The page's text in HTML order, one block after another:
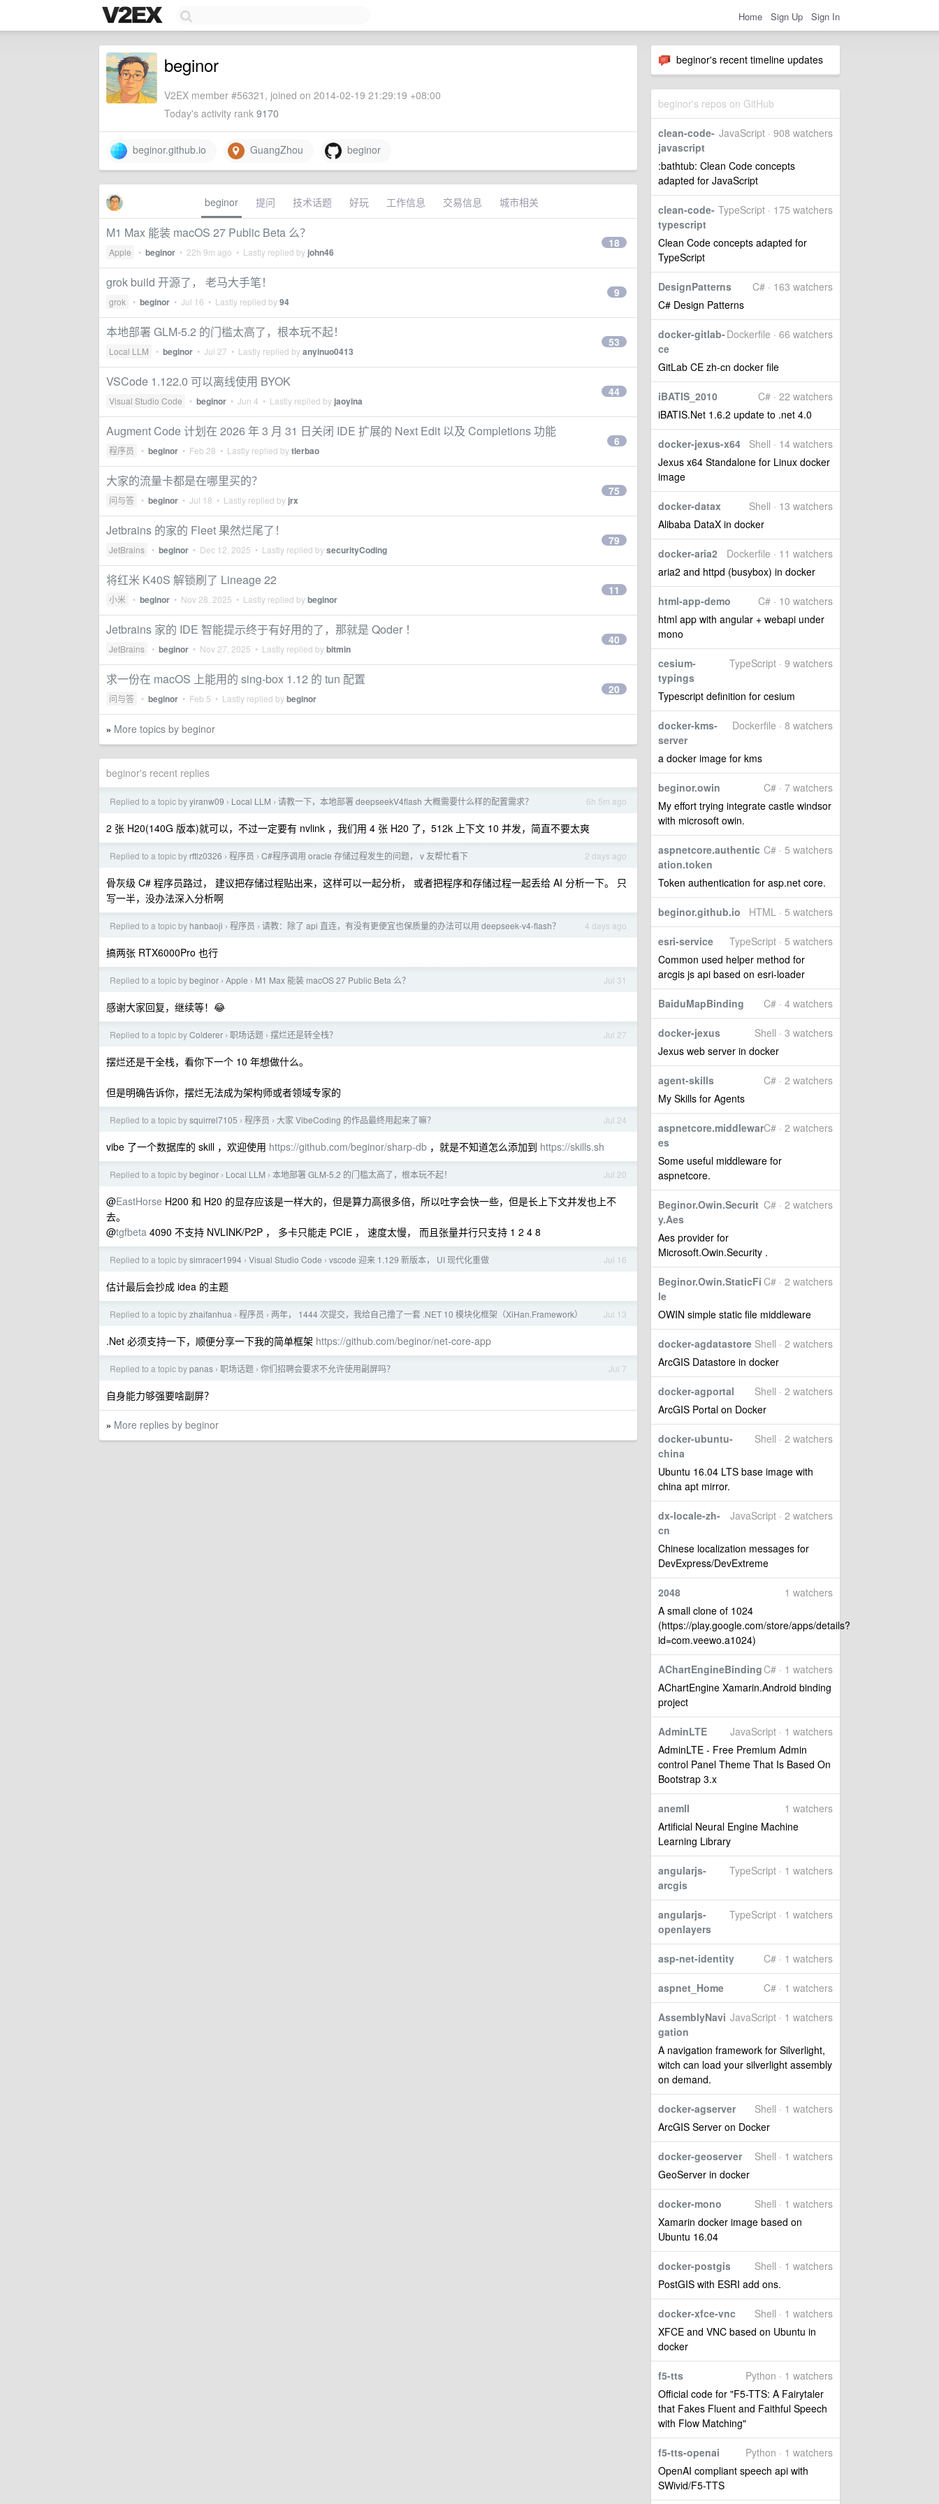
Home Sign Up Sign In
beginor's recent timeline updates
beginor's repos on GitHub
JavaScript · 908 watchers
clean-code-
javascript
:bathtub: Clean Code concepts
adapted for JavaScript
TypeScript · 175 watchers
clean-code-
typescript
Clean Code concepts adapted for
TypeScript
C# · 163 watchers
DesignPatterns
C# Design Patterns
Dockerfile · 66 watchers
docker-gitlab-
ce
GitLab CE zh-cn docker file
C# · 22 watchers
iBATIS_2010
iBATIS.Net 1.6.2 update to .net 4.0
Shell · 14 watchers
docker-jexus-x64
Jexus x64 Standalone for Linux docker
image
Shell · 13 watchers
docker-datax
Alibaba DataX in docker
Dockerfile · 11 watchers
docker-aria2
aria2 and httpd (busybox) in docker
C# · 10 watchers
html-app-demo
html app with angular + webapi under
mono
TypeScript · 9 watchers
cesium-
typings
Typescript definition for cesium
Dockerfile · 8 watchers
docker-kms-
server
a docker image for kms
C# · 7 watchers
beginor.owin
My effort trying integrate castle windsor
with microsoft owin.
C# · 5 watchers
aspnetcore.authentic
ation.token
Token authentication for asp.net core.
HTML · 5 watchers
beginor.github.io
TypeScript · 5 watchers
esri-service
Common used helper method for
arcgis js api based on esri-loader
C# · 4 watchers
BaiduMapBinding
Shell · 3 watchers
docker-jexus
Jexus web server in docker
C# · 2 watchers
agent-skills
My Skills for Agents
C# · 2 watchers
aspnetcore.middlewar
es
Some useful middleware for
aspnetcore.
C# · 2 watchers
Beginor.Owin.Securit
y.Aes
Aes provider for
Microsoft.Owin.Security .
C# · 2 watchers
Beginor.Owin.StaticFi
le
OWIN simple static file middleware
Shell · 2 watchers
docker-agdatastore
ArcGIS Datastore in docker
Shell · 2 watchers
docker-agportal
ArcGIS Portal on Docker
Shell · 2 watchers
docker-ubuntu-
china
Ubuntu 16.04 LTS base image with
china apt mirror.
JavaScript · 2 watchers
dx-locale-zh-
cn
Chinese localization messages for
DevExpress/DevExtreme
1 watchers
2048
A small clone of 1024
(https://play.google.com/store/apps/details?
id=com.veewo.a1024)
C# · 1 watchers
AChartEngineBinding
AChartEngine Xamarin.Android binding
project
JavaScript · 1 watchers
AdminLTE
AdminLTE - Free Premium Admin
control Panel Theme That Is Based On
Bootstrap 3.x
1 watchers
anemll
Artificial Neural Engine Machine
Learning Library
TypeScript · 1 watchers
angularjs-
arcgis
TypeScript · 1 watchers
angularjs-
openlayers
C# · 1 watchers
asp-net-identity
C# · 1 watchers
aspnet_Home
JavaScript · 1 watchers
AssemblyNavi
gation
A navigation framework for Silverlight,
witch can load your silverlight assembly
on demand.
Shell · 1 watchers
docker-agserver
ArcGIS Server on Docker
Shell · 1 watchers
docker-geoserver
GeoServer in docker
Shell · 1 watchers
docker-mono
Xamarin docker image based on
Ubuntu 16.04
Shell · 1 watchers
docker-postgis
PostGIS with ESRI add ons.
Shell · 1 watchers
docker-xfce-vnc
XFCE and VNC based on Ubuntu in
docker
Python · 1 watchers
f5-tts
Official code for "F5-TTS: A Fairytaler
that Fakes Fluent and Faithful Speech
with Flow Matching"
Python · 1 watchers
f5-tts-openai
OpenAI compliant speech api with
SWivid/F5-TTS
beginor
V2EX member #56321, joined on 2014-02-19 21:29:19 +08:00
Today's activity rank 9170
beginor.github.io GuangZhou beginor
beginor 提问 技术话题 好玩 工作信息 交易信息 城市相关
M1 Max 能装 macOS 27 Public Beta 么？
Apple • beginor • 22h 9m ago • Lastly replied by john46
18
grok build 开源了， 老马大手笔！
grok • beginor • Jul 16 • Lastly replied by94
9
本地部署 GLM-5.2 的门槛太高了，根本玩不起！
Local LLM • beginor • Jul 27 • Lastly replied byanyinuo0413
53
VSCode 1.122.0 可以离线使用 BYOK
Visual Studio Code • beginor • Jun 4 • Lastly replied by jaoyina
44
Augment Code 计划在 2026 年 3 月 31 日关闭 IDE 扩展的 Next Edit 以及 Completions 功能
程序员 • beginor • Feb 28 • Lastly replied bytlerbao
6
大家的流量卡都是在哪里买的？
问与答 • beginor • Jul 18 • Lastly replied by jrx
75
Jetbrains 的家的 Fleet 果然烂尾了！
JetBrains • beginor • Dec 12, 2025 • Lastly replied bysecurityCoding
79
将红米 K40S 解锁刷了 Lineage 22
小米 • beginor • Nov 28, 2025 • Lastly replied bybeginor
11
Jetbrains 家的 IDE 智能提示终于有好用的了，那就是 Qoder ！
JetBrains • beginor • Nov 27, 2025 • Lastly replied bybitmin
40
求一份在 macOS 上能用的 sing-box 1.12 的 tun 配置
问与答 • beginor • Feb 5 • Lastly replied bybeginor
20
» More topics by beginor
beginor's recent replies
6h 5m ago
Replied to a topic byyiranw09 › Local LLM › 请教一下，本地部署 deepseekV4flash 大概需要什么样的配置需求？
2 张 H20(140G 版本)就可以，不过一定要有 nvlink ，我们用 4 张 H20 了，512k 上下文 10 并发，简直不要太爽
2 days ago
Replied to a topic by rftlz0326 › 程序员 › C#程序调用 oracle 存储过程发生的问题， v 友帮忙看下
骨灰级 C# 程序员路过， 建议把存储过程贴出来，这样可以一起分析， 或者把程序和存储过程一起丢给 AI 分析一下。 只
写一半，没办法深入分析啊
4 days ago
Replied to a topic by hanbaoji › 程序员 › 请教：除了 api 直连，有没有更便宜也保质量的办法可以用 deepseek-v4-flash？
搞两张 RTX6000Pro 也行
Jul 31
Replied to a topic bybeginor › Apple › M1 Max 能装 macOS 27 Public Beta 么？
感谢大家回复，继续等！😂
Jul 27
Replied to a topic byColderer › 职场话题 › 摆烂还是转全栈？
摆烂还是干全栈，看你下一个 10 年想做什么。
但是明确告诉你，摆烂无法成为架构师或者领域专家的
Jul 24
Replied to a topic bysquirrel7105 › 程序员 › 大家 VibeCoding 的作品最终用起来了嘛？
vibe 了一个数据库的 skill ，欢迎使用 https://github.com/beginor/sharp-db ，就是不知道怎么添加到 https://skills.sh
Jul 20
Replied to a topic bybeginor › Local LLM › 本地部署 GLM-5.2 的门槛太高了，根本玩不起！
@EastHorse H200 和 H20 的显存应该是一样大的，但是算力高很多倍，所以吐字会快一些，但是长上下文并发也上不
去。
@tgfbeta 4090 不支持 NVLINK/P2P ， 多卡只能走 PCIE ， 速度太慢， 而且张量并行只支持 1 2 4 8
Jul 16
Replied to a topic bysimracer1994 › Visual Studio Code › vscode 迎来 1.129 新版本， UI 现代化重做
估计最后会抄成 idea 的主题
Jul 13
Replied to a topic byzhaifanhua › 程序员 › 两年， 1444 次提交，我给自己撸了一套 .NET 10 模块化框架（XiHan.Framework）
.Net 必须支持一下，顺便分享一下我的简单框架 https://github.com/beginor/net-core-app
Jul 7
Replied to a topic bypanas › 职场话题 › 你们招聘会要求不允许使用副屏吗？
自身能力够强要啥副屏？
» More replies by beginor